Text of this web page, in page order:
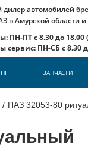
автомобилей
в Амурской области
ПН-ПТ с 8.30 до 18.00
сервис: ПН-СБ с 8.30
ЗАПЧАСТИ
/ ПАЗ 32053-80